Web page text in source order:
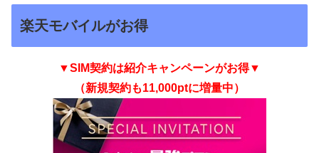
楽天モバイルがお得
▼SIM契約は紹介キャンペーンがお得▼
（新規契約も11,000ptに増量中）